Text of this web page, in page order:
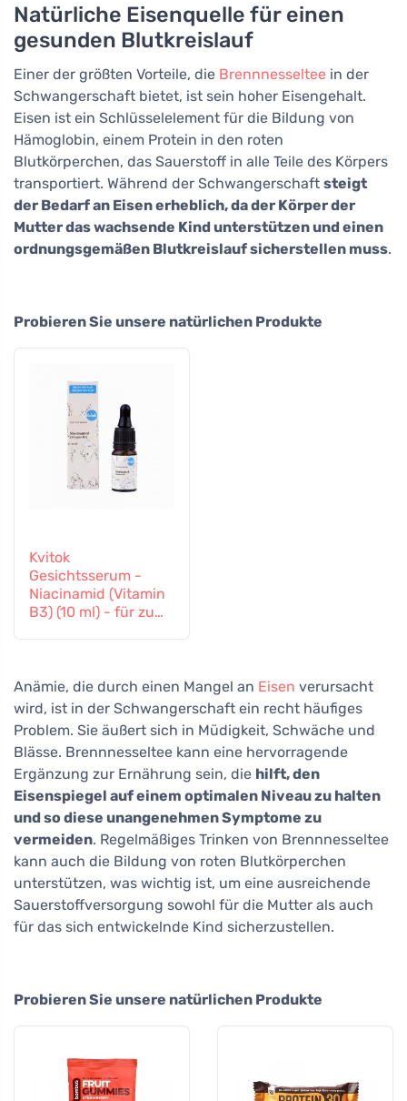
Natürliche Eisenquelle für einen
gesunden Blutkreislauf
Einer der größten Vorteile, die Brennnesseltee in der
Schwangerschaft bietet, ist sein hoher Eisengehalt.
Eisen ist ein Schlüsselelement für die Bildung von
Hämoglobin, einem Protein in den roten
Blutkörperchen, das Sauerstoff in alle Teile des Körpers
transportiert. Während der Schwangerschaft steigt
der Bedarf an Eisen erheblich, da der Körper der
Mutter das wachsende Kind unterstützen und einen
ordnungsgemäßen Blutkreislauf sicherstellen muss.
Probieren Sie unsere natürlichen Produkte
Kvitok
Gesichtsserum -
Niacinamid (Vitamin
B3) (10 ml) - für zu
Anämie, die durch einen Mangel an Eisen verursacht
wird, ist in der Schwangerschaft ein recht häufiges
Problem. Sie äußert sich in Müdigkeit, Schwäche und
Blässe. Brennnesseltee kann eine hervorragende
Ergänzung zur Ernährung sein, die hilft, den
Eisenspiegel auf einem optimalen Niveau zu halten
und so diese unangenehmen Symptome zu
vermeiden. Regelmäßiges Trinken von Brennnesseltee
kann auch die Bildung von roten Blutkörperchen
unterstützen, was wichtig ist, um eine ausreichende
Sauerstoffversorgung sowohl für die Mutter als auch
für das sich entwickelnde Kind sicherzustellen.
Probieren Sie unsere natürlichen Produkte